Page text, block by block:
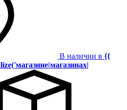
В наличии в {{